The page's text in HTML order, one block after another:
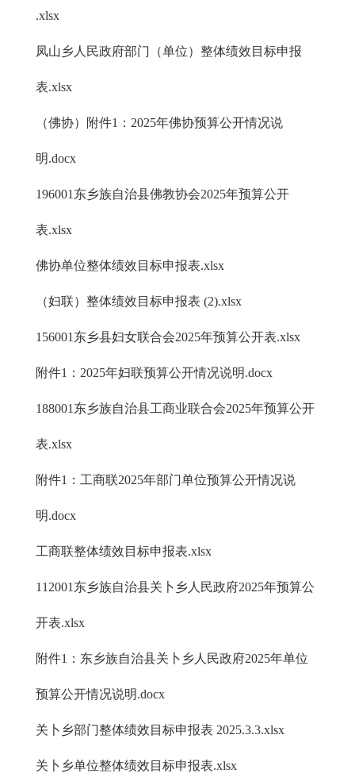
.xlsx
凤山乡人民政府部门（单位）整体绩效目标申报
表.xlsx
（佛协）附件1：2025年佛协预算公开情况说
明.docx
196001东乡族自治县佛教协会2025年预算公开
表.xlsx
佛协单位整体绩效目标申报表.xlsx
（妇联）整体绩效目标申报表 (2).xlsx
156001东乡县妇女联合会2025年预算公开表.xlsx
附件1：2025年妇联预算公开情况说明.docx
188001东乡族自治县工商业联合会2025年预算公开
表.xlsx
附件1：工商联2025年部门单位预算公开情况说
明.docx
工商联整体绩效目标申报表.xlsx
112001东乡族自治县关卜乡人民政府2025年预算公
开表.xlsx
附件1：东乡族自治县关卜乡人民政府2025年单位
预算公开情况说明.docx
关卜乡部门整体绩效目标申报表 2025.3.3.xlsx
关卜乡单位整体绩效目标申报表.xlsx